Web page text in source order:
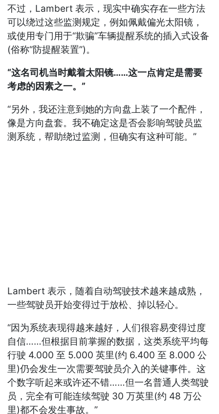
不过，Lambert 表示，现实中确实存在一些方法
可以绕过这些监测规定，例如佩戴偏光太阳镜，
或使用专门用于“欺骗”车辆提醒系统的插入式设备
(俗称“防提醒装置”)。
“这名司机当时戴着太阳镜……这一点肯定是需要
考虑的因素之一。”
“另外，我还注意到她的方向盘上装了一个配件，
像是方向盘套。我不确定这是否会影响驾驶员监
测系统，帮助绕过监测，但确实有这种可能。”
Lambert 表示，随着自动驾驶技术越来越成熟，
一些驾驶员开始变得过于放松、掉以轻心。
“因为系统表现得越来越好，人们很容易变得过度
自信……但根据目前掌握的数据，这类系统平均每
行驶 4.000 至 5.000 英里(约 6.400 至 8.000 公
里)仍会发生一次需要驾驶员介入的关键事件。这
个数字听起来或许还不错……但一名普通人类驾驶
员，完全有可能连续驾驶 30 万英里(约 48 万公
里)都不会发生事故。”